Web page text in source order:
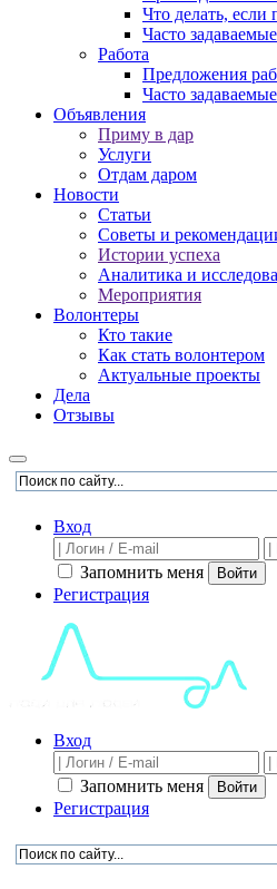
Что делать, если
Часто
Работа
Предложения
Часто
Объявления
Приму в дар
Услуги
Отдам даром
Новости
Статьи
Советы и
Истории успеха
Аналитика и
Мероприятия
Волонтеры
Кто такие
Как стать волонтером
Актуальные проекты
Дела
Отзывы
Вход
Запомнить меня Войти
Регистрация
Вход
Запомнить меня Войти
Регистрация